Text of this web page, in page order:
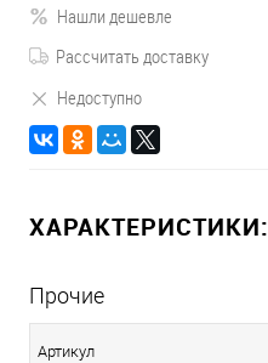
Нашли дешевле
Рассчитать доставку
Недоступно
ХАРАКТЕРИСТИКИ:
Прочие
Артикул